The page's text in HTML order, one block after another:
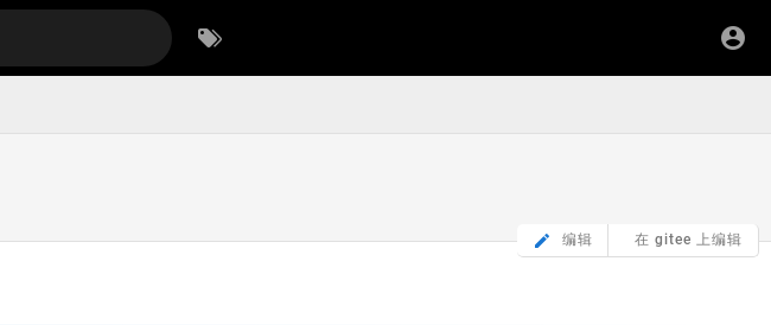
编辑
在 gitee 上编辑